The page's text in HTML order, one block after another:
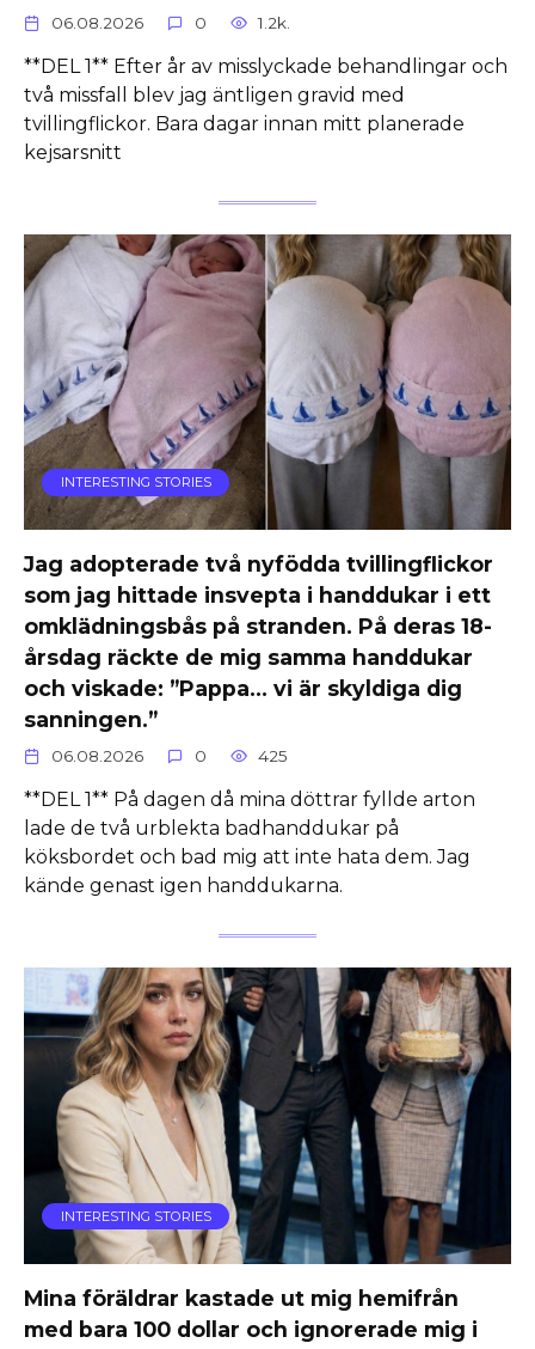
06.08.2026 0 1.2k.
**DEL 1** Efter år av misslyckade behandlingar och
två missfall blev jag äntligen gravid med
tvillingflickor. Bara dagar innan mitt planerade
kejsarsnitt
INTERESTING STORIES
Jag adopterade två nyfödda tvillingflickor
som jag hittade insvepta i handdukar i ett
omklädningsbås på stranden. På deras 18-
årsdag räckte de mig samma handdukar
och viskade: ”Pappa… vi är skyldiga dig
sanningen.”
06.08.2026 0 425
**DEL 1** På dagen då mina döttrar fyllde arton
lade de två urblekta badhanddukar på
köksbordet och bad mig att inte hata dem. Jag
kände genast igen handdukarna.
INTERESTING STORIES
Mina föräldrar kastade ut mig hemifrån
med bara 100 dollar och ignorerade mig i